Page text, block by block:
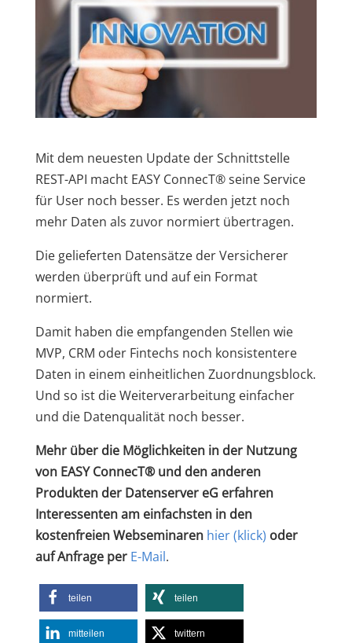
Mit dem neuesten Update der Schnittstelle
REST-API macht EASY ConnecT® seine Service
für User noch besser. Es werden jetzt noch
mehr Daten als zuvor normiert übertragen.
Die gelieferten Datensätze der Versicherer
werden überprüft und auf ein Format
normiert.
Damit haben die empfangenden Stellen wie
MVP, CRM oder Fintechs noch konsistentere
Daten in einem einheitlichen Zuordnungsblock.
Und so ist die Weiterverarbeitung einfacher
und die Datenqualität noch besser.
Mehr über die Möglichkeiten in der Nutzung
von EASY ConnecT® und den anderen
Produkten der Datenserver eG erfahren
Interessenten am einfachsten in den
kostenfreien Webseminaren hier (klick) oder
auf Anfrage per E-Mail.
teilen teilen
mitteilen twittern